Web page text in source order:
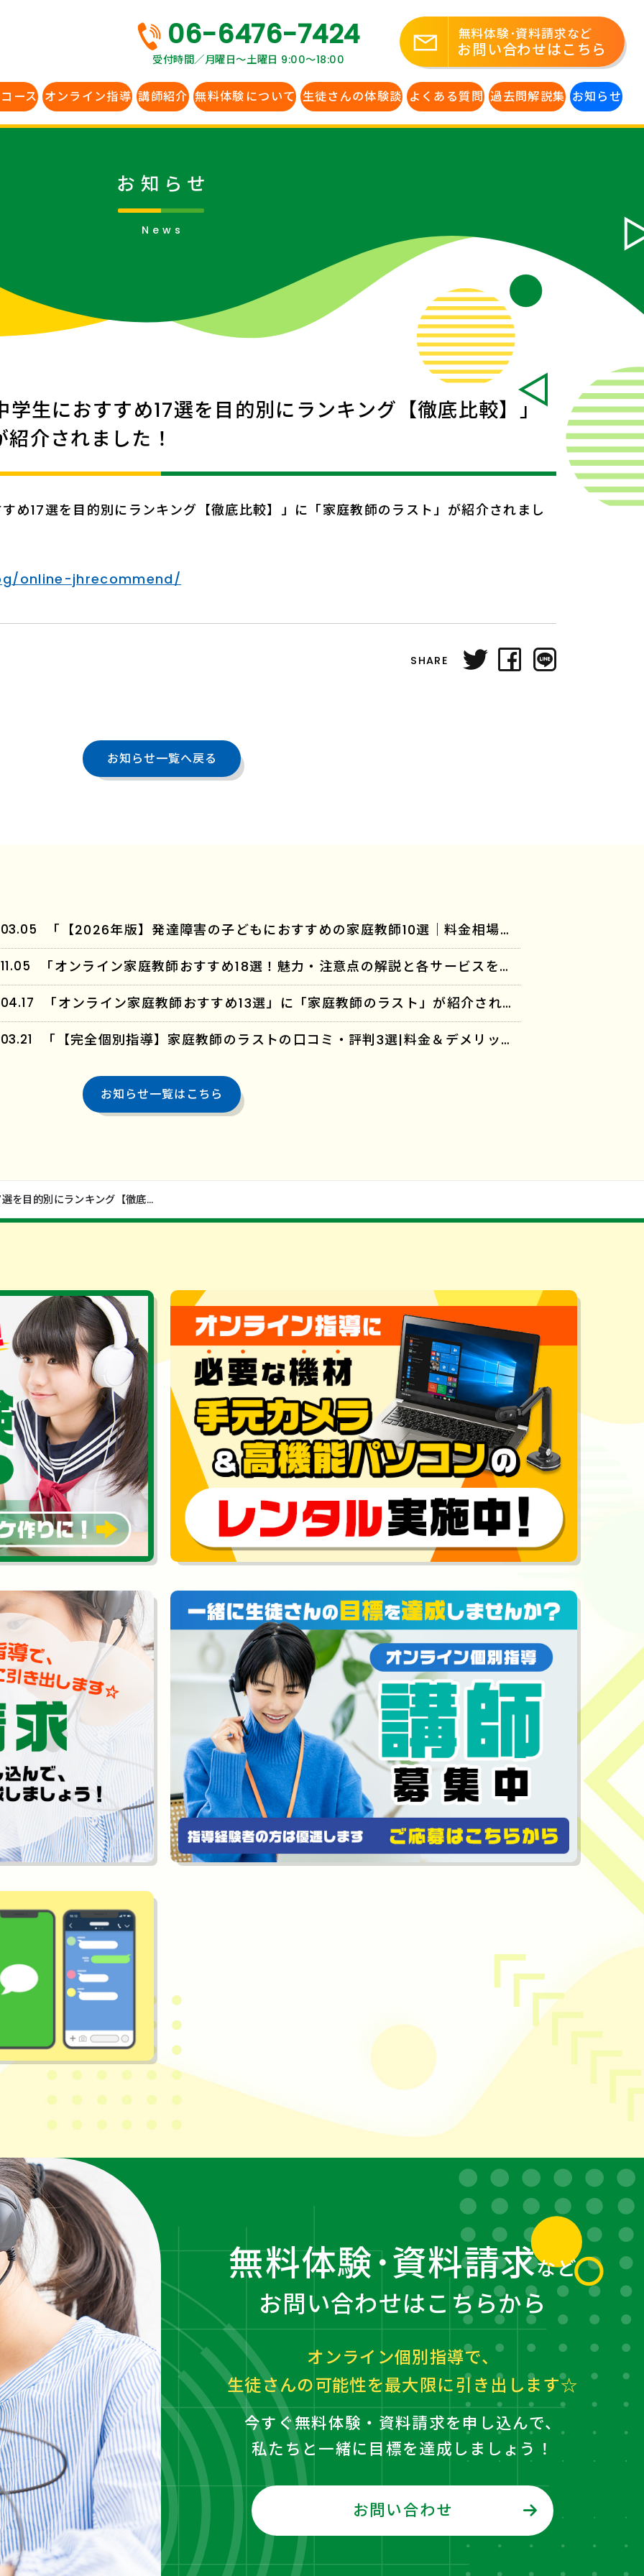
06-6476-7424
受付時間／月曜日〜土曜日 9:00～18:00
無料体験･資料請求など
お問い合わせはこちら
ース オンライン指導 講師紹介 無料体験 について 生徒さんの体験談 よくある質問 過去問解説集 お知らせ
お知らせ
News
生におすすめ17選を目的別にランキング【徹底比較】」
介されました！
め17選を目的別にランキング【徹底比較】」に「家庭教師のラスト」が紹介されまし
online-jhrecommend/
SHARE
お知らせ一覧へ戻る
「【2026年版】発達障害の子どもにおすすめの家庭教師10選｜料金相場や選び方のポイントも」に「家庭教師のラスト」が紹介されました。
「オンライン家庭教師おすすめ18選！魅力・注意点の解説と各サービスを徹底比較」に「家庭教師のラスト」が紹介されました。
「オンライン家庭教師おすすめ13選」に「家庭教師のラスト」が紹介されました。
「【完全個別指導】家庭教師のラストの口コミ・評判3選|料金＆デメリットも解説」に「家庭教師のラスト」が紹介されました。
お知らせ一覧はこちら
「オンライン家庭教師！中学生におすすめ17選を目的別にランキング【徹底比較】」に「家庭教師のラスト」が紹介されました！
無料体験･資料請求など
お問い合わせはこちらから
オンライン個別指導で、
生徒さんの可能性を最大限に引き出します☆
今すぐ無料体験・資料請求を申し込んで、
私たちと一緒に目標を達成しましょう！
お問い合わせ